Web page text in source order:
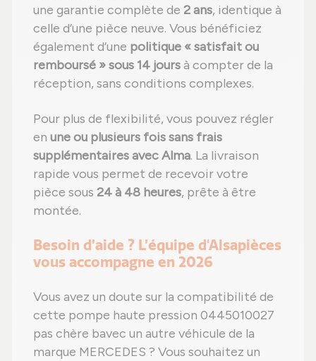
une garantie complète de 2 ans, identique à
celle d’une pièce neuve. Vous bénéficiez
également d’une politique « satisfait ou
remboursé » sous 14 joursà compter de la
réception, sans conditions complexes.
Pour plus de flexibilité, vous pouvez régler
en une ou plusieurs fois sans frais
supplémentaires avec Alma. La livraison
rapide vous permet de recevoir votre
pièce sous 24 à 48 heures, prête à être
montée.
Besoin d’aide ? L’équipe d'Alsapièces
vous accompagne en 2026
Vous avez un doute sur la compatibilité de
cette pompe haute pression 0445010027
pas chère bavec un autre véhicule de la
marque MERCEDES ? Vous souhaitez un